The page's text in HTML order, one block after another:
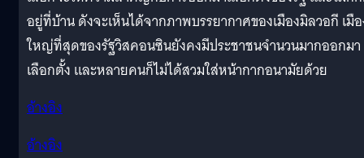
อยู่ที่บ้าน ดังจะเห็นได้จากภาพบรรยากาศของเมืองมิลวอกี เมื
ใหญ่ที่สุดของรัฐวิสคอนซินยังคงมีประชาชนจำนวนมากออกมา
เลือกตั้ง และหลายคนก็ไม่ได้สวมใส่หน้ากากอนามัยด้วย
อ้างอิง
อ้างอิง